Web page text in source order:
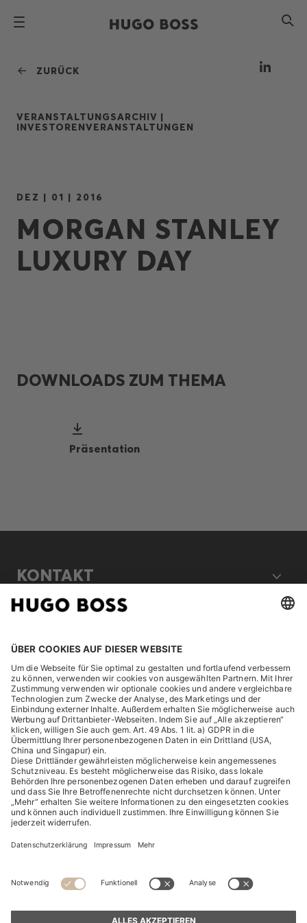
ZURÜCK
VERANSTALTUNGSARCHIV |
INVESTORENVERANSTALTUNGEN
DEZ | 01 | 2016
MORGAN STANLEY
LUXURY DAY
DOWNLOADS ZUM THEMA
Präsentation
KONTAKT
ENTDECKEN
HUGO BOSS Corporate